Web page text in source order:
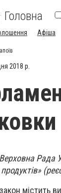
Головна
Афіша
2018 р.
Рада
містить